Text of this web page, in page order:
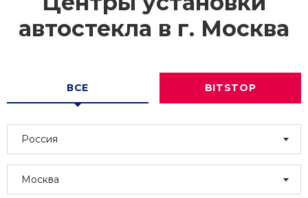
автостекла в г. Москва
ВСЕ BITSTOP
Россия
Москва